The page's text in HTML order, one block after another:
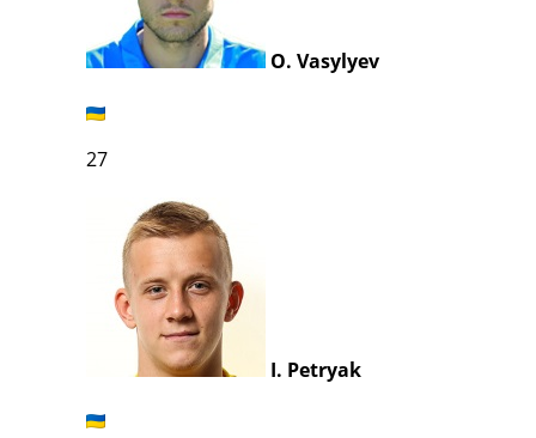
O. Vasylyev
27
I. Petryak